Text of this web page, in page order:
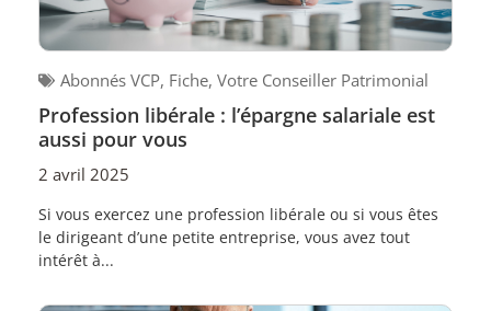
Abonnés VCP, Fiche, Votre Conseiller Patrimonial
Profession libérale : l’épargne salariale est
aussi pour vous
2 avril 2025
Si vous exercez une profession libérale ou si vous êtes
le dirigeant d’une petite entreprise, vous avez tout
intérêt à...